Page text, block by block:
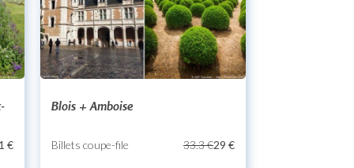
€
Blois + Amboise
Billets coupe-file 33.3 €29 €